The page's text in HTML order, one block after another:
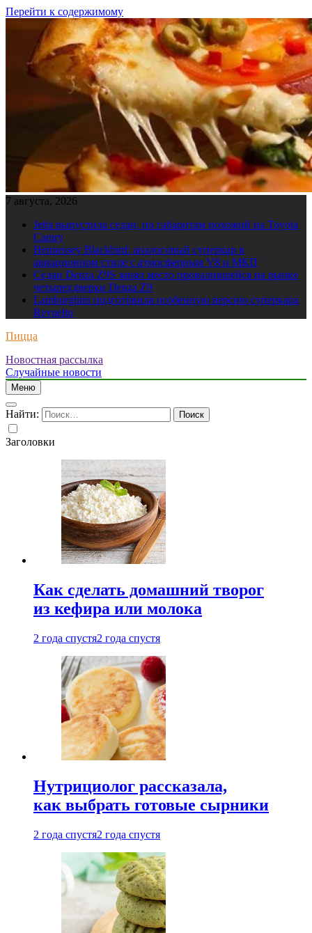
Перейти к содержимому
7 августа, 2026
Jetta выпустила седан, по габаритам похожий на Toyota
Camry
Hennessey Blackbird: аналоговый суперкар в
авиационном стиле с атмосферным V8 и МКП
Седан Denza Z9S занял место провалившейся на рынке
четырехдверки Denza Z9
Lamborghini подготовила особенную версию суперкара
Revuelto
Пицца
Новостная рассылка
Случайные новости
Меню
Найти:
Заголовки
Как сделать домашний творог
из кефира или молока
2 года спустя2 года спустя
Нутрициолог рассказала,
как выбрать готовые сырники
2 года спустя2 года спустя